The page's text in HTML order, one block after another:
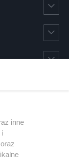
inne
i